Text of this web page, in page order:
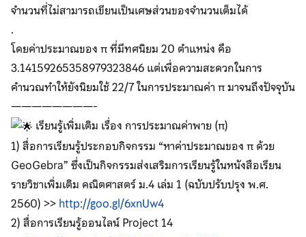
จำนวนที่ไม่สามารถเขียนเป็นเศษส่วนของจำนวนเต็มได้
.
โดยค่าประมาณของ π ที่มีทศนิยม 20 ตำแหน่ง คือ
3.14159265358979323846 แต่เพื่อความสะดวกในการ
คำนวณทำให้ยังนิยมใช้ 22/7 ในการประมาณค่า π มาจนถึงปัจจุบัน
————————-
เรียนรู้เพิ่มเติม เรื่อง การประมาณค่าพาย (π)
1) สื่อการเรียนรู้ประกอบกิจกรรม “หาค่าประมาณของ π ด้วย
GeoGebra” ซึ่งเป็นกิจกรรมส่งเสริมการเรียนรู้ในหนังสือเรียน
รายวิชาเพิ่มเติม คณิตศาสตร์ ม.4 เล่ม 1 (ฉบับปรับปรุง พ.ศ.
2560) >>http://goo.gl/6xnUw4
2) สื่อการเรียนรู้ออนไลน์ Project 14